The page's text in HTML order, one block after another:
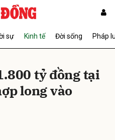
sự Kinh tế Đời sống Pháp
tỷ đồng tại
long vào